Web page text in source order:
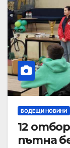
ВОДЕЩИ НОВИНИ
12
пътна